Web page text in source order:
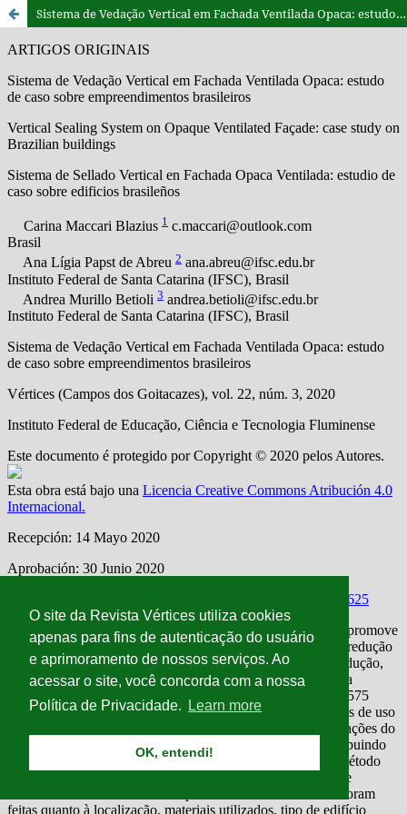
O site da Revista Vértices utiliza cookies
apenas para fins de autenticação do usuário
e aprimoramento de nossos serviços. Ao
acessar o site, você concorda com a nossa
Política de Privacidade.
Learn more
OK, entendi!
Sistema de Vedação Vertical em Fachada Ventilada Opaca: estudo de caso sobre empreendimentos brasileiros